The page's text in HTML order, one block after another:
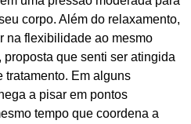
corpo. Além do relaxamento,
na flexibilidade ao mesmo
que senti ser atingida
tratamento. Em alguns
a pisar em pontos
tempo que coordena a